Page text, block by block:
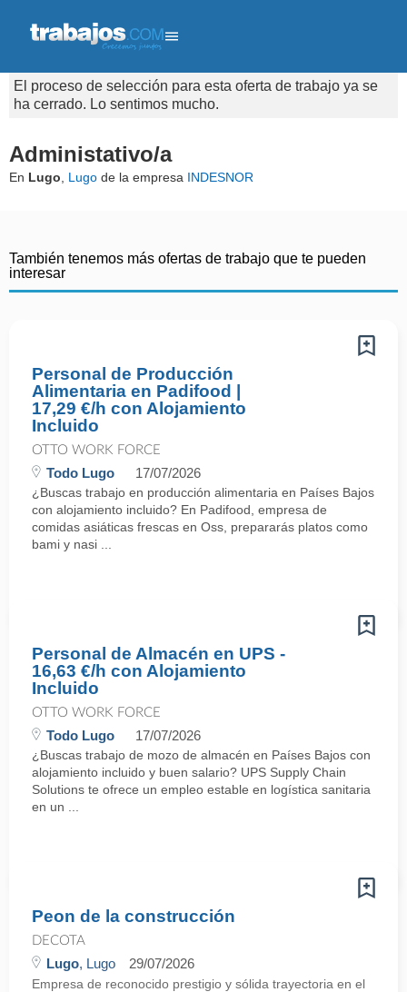
El proceso de selección para esta oferta de trabajo ya se
ha cerrado. Lo sentimos mucho.
Administativo/a
En Lugo Lugo de la empresa INDESNOR
También tenemos más ofertas de trabajo que te pueden
interesar
Personal de Producción
Alimentaria en Padifood |
17,29 €/h con Alojamiento
Incluido
OTTO WORK FORCE
Todo Lugo 17/07/2026
¿Buscas trabajo en producción alimentaria en Países Bajos
con alojamiento incluido? En Padifood, empresa de
comidas asiáticas frescas en Oss, prepararás platos como
bami y nasi ...
Personal de Almacén en UPS -
16,63 €/h con Alojamiento
Incluido
OTTO WORK FORCE
Todo Lugo 17/07/2026
¿Buscas trabajo de mozo de almacén en Países Bajos con
alojamiento incluido y buen salario? UPS Supply Chain
Solutions te ofrece un empleo estable en logística sanitaria
en un ...
Peon de la construcción
DECOTA
Lugo, Lugo 29/07/2026
Empresa de reconocido prestigio y sólida trayectoria en el